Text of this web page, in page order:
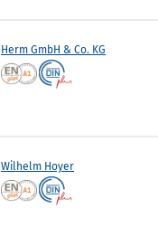
Herm GmbH & Co. KG
Wilhelm Hoyer